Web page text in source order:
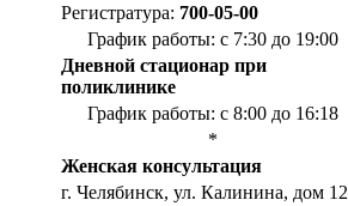
Регистратура: 700-05-00
График работы: с 7:30 до 19:00
Дневной стационар при
поликлинике
График работы: с 8:00 до 16:18
*
Женская консультация
г. Челябинск, ул. Калинина, дом 12